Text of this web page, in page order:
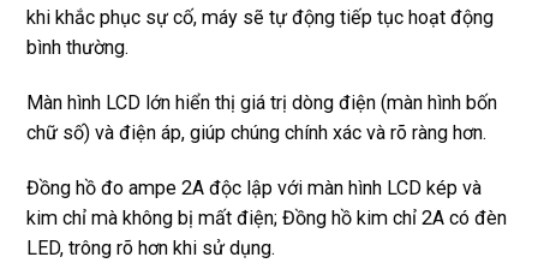
khi khắc phục sự cố, máy sẽ tự động tiếp tục hoạt động
bình thường.
Màn hình LCD lớn hiển thị giá trị dòng điện (màn hình bốn
chữ số) và điện áp, giúp chúng chính xác và rõ ràng hơn.
Đồng hồ đo ampe 2A độc lập với màn hình LCD kép và
kim chỉ mà không bị mất điện; Đồng hồ kim chỉ 2A có đèn
LED, trông rõ hơn khi sử dụng.